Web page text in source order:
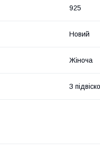
925
Новий
Жіноча
З